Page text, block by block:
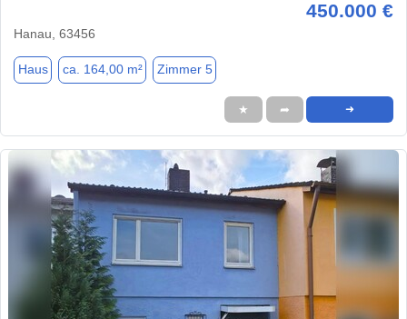
450.000 €
Hanau, 63456
Haus ca. 164,00 m² Zimmer 5
★ ➦ ➜